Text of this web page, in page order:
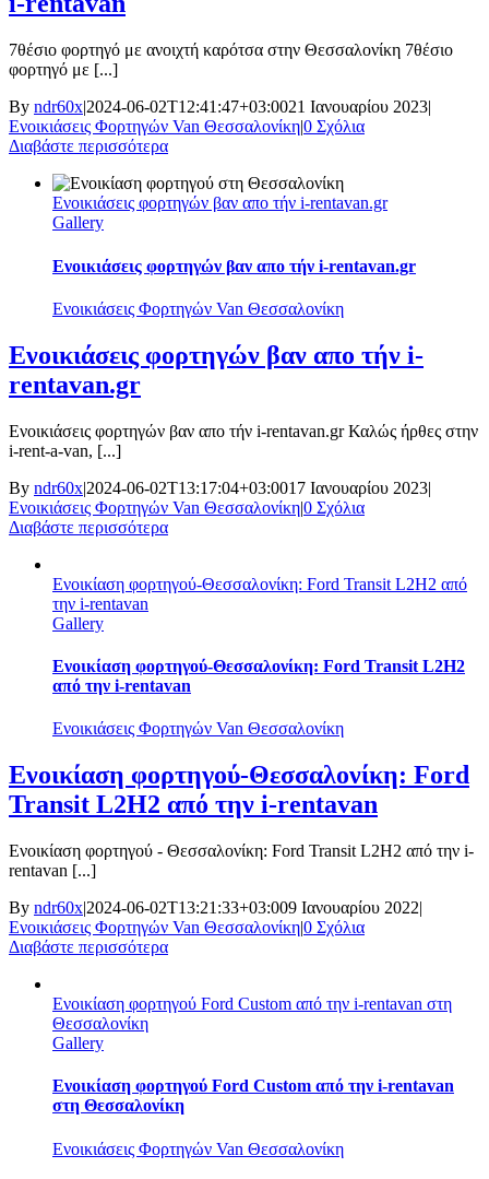
7θέσιο φορτηγό με ανοιχτή καρότσα στην Θεσσαλονίκη 7θέσιο
φορτηγό με [...]
By ndr60x|2024-06-02T12:41:47+03:0021 Ιανουαρίου 2023|
Ενοικιάσεις Φορτηγών Van Θεσσαλονίκη|0 Σχόλια
Διαβάστε περισσότερα
Ενοικιάσεις φορτηγών βαν απο τήν i-rentavan.gr
Gallery
Ενοικιάσεις φορτηγών βαν απο τήν i-rentavan.gr
Ενοικιάσεις Φορτηγών Van Θεσσαλονίκη
Ενοικιάσεις φορτηγών βαν απο τήν i-
rentavan.gr
Ενοικιάσεις φορτηγών βαν απο τήν i-rentavan.gr Καλώς ήρθες στην
i-rent-a-van, [...]
By ndr60x|2024-06-02T13:17:04+03:0017 Ιανουαρίου 2023|
Ενοικιάσεις Φορτηγών Van Θεσσαλονίκη|0 Σχόλια
Διαβάστε περισσότερα
Ενοικίαση φορτηγού-Θεσσαλονίκη: Ford Transit L2H2 από
την i-rentavan
Gallery
Ενοικίαση φορτηγού-Θεσσαλονίκη: Ford Transit L2H2
από την i-rentavan
Ενοικιάσεις Φορτηγών Van Θεσσαλονίκη
Ενοικίαση φορτηγού-Θεσσαλονίκη: Ford
Transit L2H2 από την i-rentavan
Ενοικίαση φορτηγού - Θεσσαλονίκη: Ford Transit L2H2 από την i-
rentavan [...]
By ndr60x|2024-06-02T13:21:33+03:009 Ιανουαρίου 2022|
Ενοικιάσεις Φορτηγών Van Θεσσαλονίκη|0 Σχόλια
Διαβάστε περισσότερα
Ενοικίαση φορτηγού Ford Custom από την i-rentavan στη
Θεσσαλονίκη
Gallery
Ενοικίαση φορτηγού Ford Custom από την i-rentavan
στη Θεσσαλονίκη
Ενοικιάσεις Φορτηγών Van Θεσσαλονίκη